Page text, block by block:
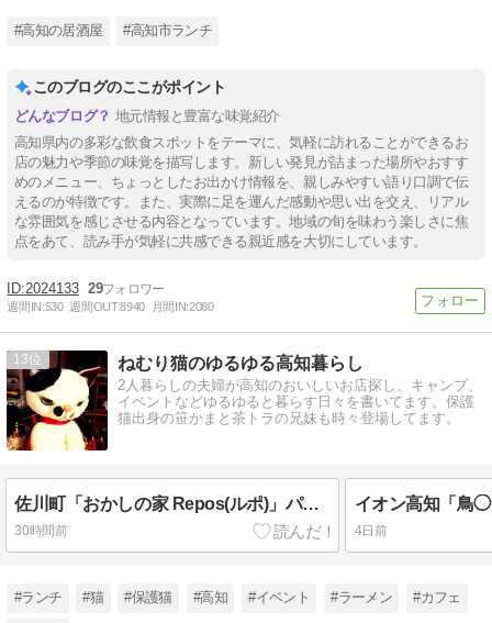
#高知の居酒屋 #高知市ランチ
このブログのここがポイント
地元情報と豊富な味覚紹介
高知県内の多彩な飲食スポットをテーマに、気軽に訪れることができるお
店の魅力や季節の味覚を描写します。新しい発見が詰まった場所やおすす
めのメニュー、ちょっとしたお出かけ情報を、親しみやすい語り口調で伝
えるのが特徴です。また、実際に足を運んだ感動や思い出を交え、リアル
な雰囲気を感じさせる内容となっています。地域の旬を味わう楽しさに焦
点をあて、読み手が気軽に共感できる親近感を大切にしています。
2024133 29
週間IN:530 週間OUT:8940 月間IN:2080
13 ねむり猫のゆるゆる高知暮らし
2人暮らしの夫婦が高知のおいしいお店探し、キャンプ、
イベントなどゆるゆると暮らす日々を書いてます。保護
猫出身の笹かまと茶トラの兄妹も時々登場してます。
佐川町「おかしの家 Repos(ルポ)」パティシエが作るかき氷、生ショコラといちごミルク
30時間前 4日前
#ランチ #猫 #保護猫 #高知 #イベント #ラーメン #カフェ